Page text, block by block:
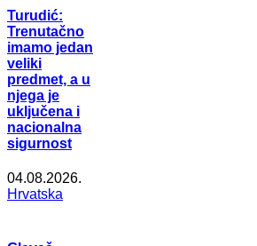
Turudić:
Trenutačno
imamo jedan
veliki
predmet, a u
njega je
uključena i
nacionalna
sigurnost
04.08.2026.
Hrvatska